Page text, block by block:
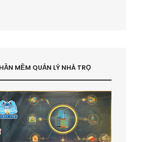
MỀM QUẢN LÝ NHÀ TRỌ